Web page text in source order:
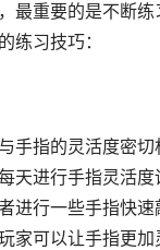
最重要的是不断练
练习技巧：
手指的灵活度密切
天进行手指灵活度
进行一些手指快速
家可以让手指更